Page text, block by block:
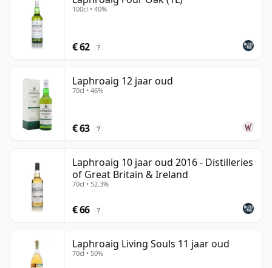
100cl • 40%
€ 62 ?
Laphroaig 12 jaar oud
70cl • 46%
€ 63 ?
Laphroaig 10 jaar oud 2016 - Distilleries
of Great Britain & Ireland
70cl • 52.3%
€ 66 ?
Laphroaig Living Souls 11 jaar oud
70cl • 50%